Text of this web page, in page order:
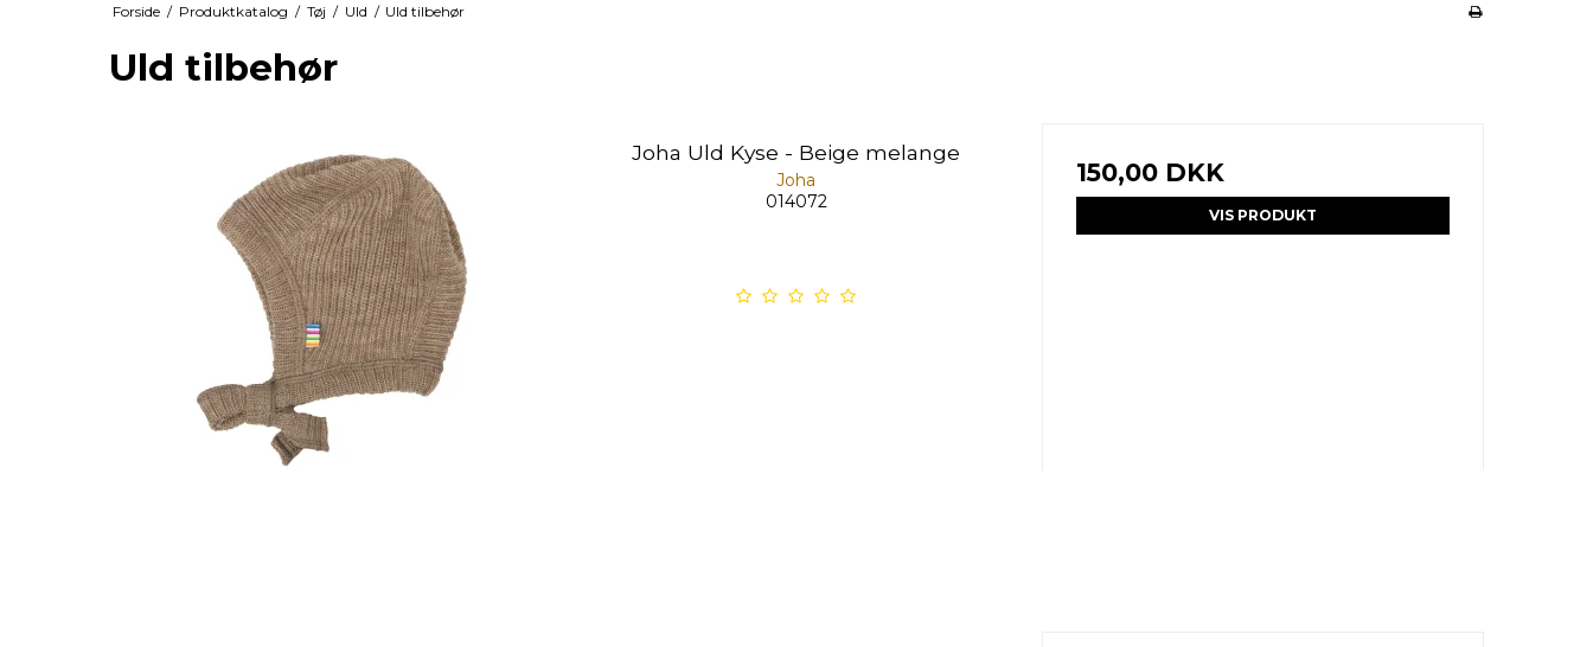
Forside / Produktkatalog / Tøj / Uld / Uld tilbehør
Uld tilbehør
Joha Uld Kyse - Beige melange
Joha
014072
150,00 DKK
VIS PRODUKT